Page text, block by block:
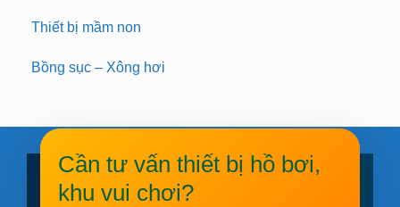
Thiết bị mầm non
Bồng sục – Xông hơi
Cần tư vấn thiết bị hồ bơi,
khu vui chơi?